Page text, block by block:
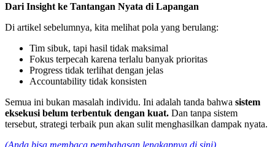
Dari Insight ke Tantangan Nyata di Lapangan
Di artikel sebelumnya, kita melihat pola yang berulang:
Tim sibuk, tapi hasil tidak maksimal
Fokus terpecah karena terlalu banyak prioritas
Progress tidak terlihat dengan jelas
Accountability tidak konsisten
Semua ini bukan masalah individu. Ini adalah tanda bahwa sistem
eksekusi belum terbentuk dengan kuat. Dan tanpa sistem
tersebut, strategi terbaik pun akan sulit menghasilkan dampak nyata.
(Anda bisa membaca pembahasan lengkapnya di sini)